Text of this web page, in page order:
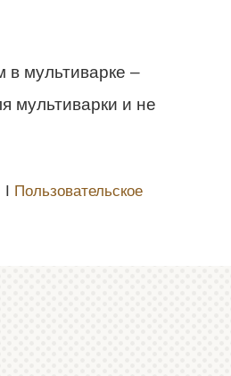
в мультиварке –
мультиварки и не
Пользовательское